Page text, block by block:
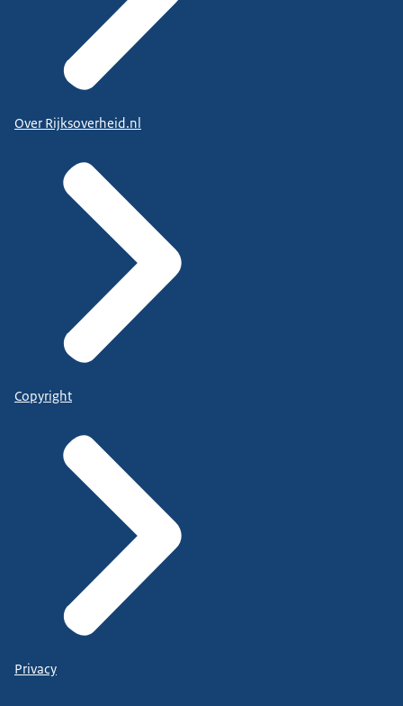
Over Rijksoverheid.nl
Copyright
Privacy